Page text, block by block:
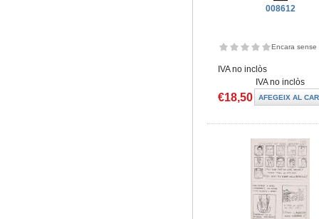
008612
Encara sense
IVA no inclòs
IVA no inclòs
€18,50